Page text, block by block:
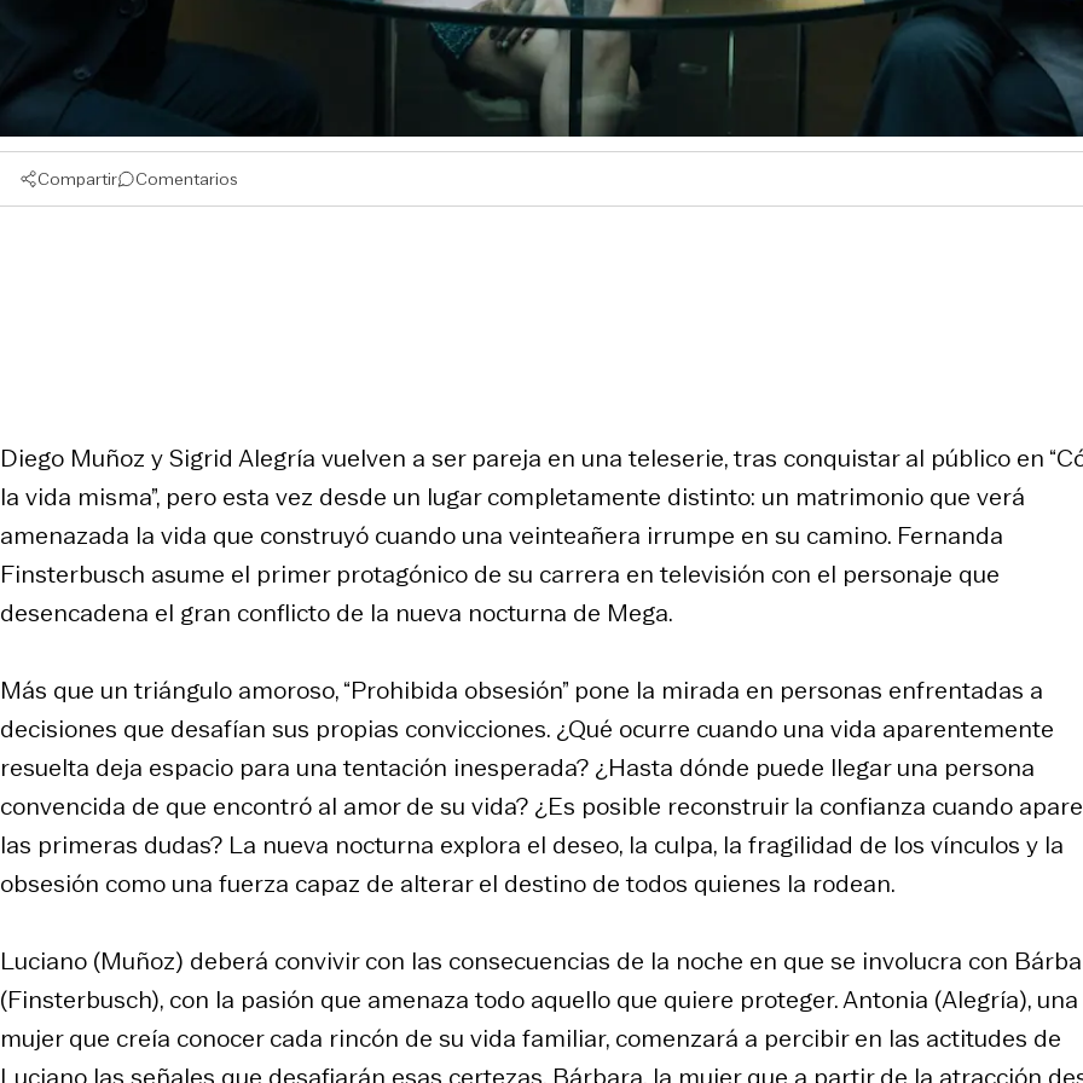
Compartir Comentarios
Diego Muñoz y Sigrid Alegría vuelven a ser pareja en una teleserie, tras conquistar al público en
la vida misma”, pero esta vez desde un lugar completamente distinto: un matrimonio que verá
amenazada la vida que construyó cuando una veinteañera irrumpe en su camino. Fernanda
Finsterbusch asume el primer protagónico de su carrera en televisión con el personaje que
desencadena el gran conflicto de la nueva nocturna de Mega.
Más que un triángulo amoroso, “Prohibida obsesión” pone la mirada en personas enfrentadas a
decisiones que desafían sus propias convicciones. ¿Qué ocurre cuando una vida aparentemente
resuelta deja espacio para una tentación inesperada? ¿Hasta dónde puede llegar una persona
convencida de que encontró al amor de su vida? ¿Es posible reconstruir la confianza cuando
las primeras dudas? La nueva nocturna explora el deseo, la culpa, la fragilidad de los vínculos y la
obsesión como una fuerza capaz de alterar el destino de todos quienes la rodean.
Luciano (Muñoz) deberá convivir con las consecuencias de la noche en que se involucra con
(Finsterbusch), con la pasión que amenaza todo aquello que quiere proteger. Antonia (Alegría), una
mujer que creía conocer cada rincón de su vida familiar, comenzará a percibir en las actitudes de